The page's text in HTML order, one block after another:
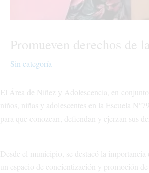
Promueven derechos de
Sin categoría
El Área de Niñez y Adolescencia, en
niños, niñas y adolescentes en la Escuela
para que conozcan, defiendan y ejerzan sus
Desde el municipio, se destacó la
un espacio de concientización y promoción